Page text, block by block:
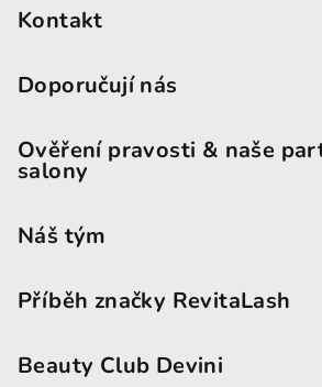
Kontakt
Doporučují nás
Ověření pravosti & naše
salony
Náš tým
Příběh značky RevitaLash
Beauty Club Devini